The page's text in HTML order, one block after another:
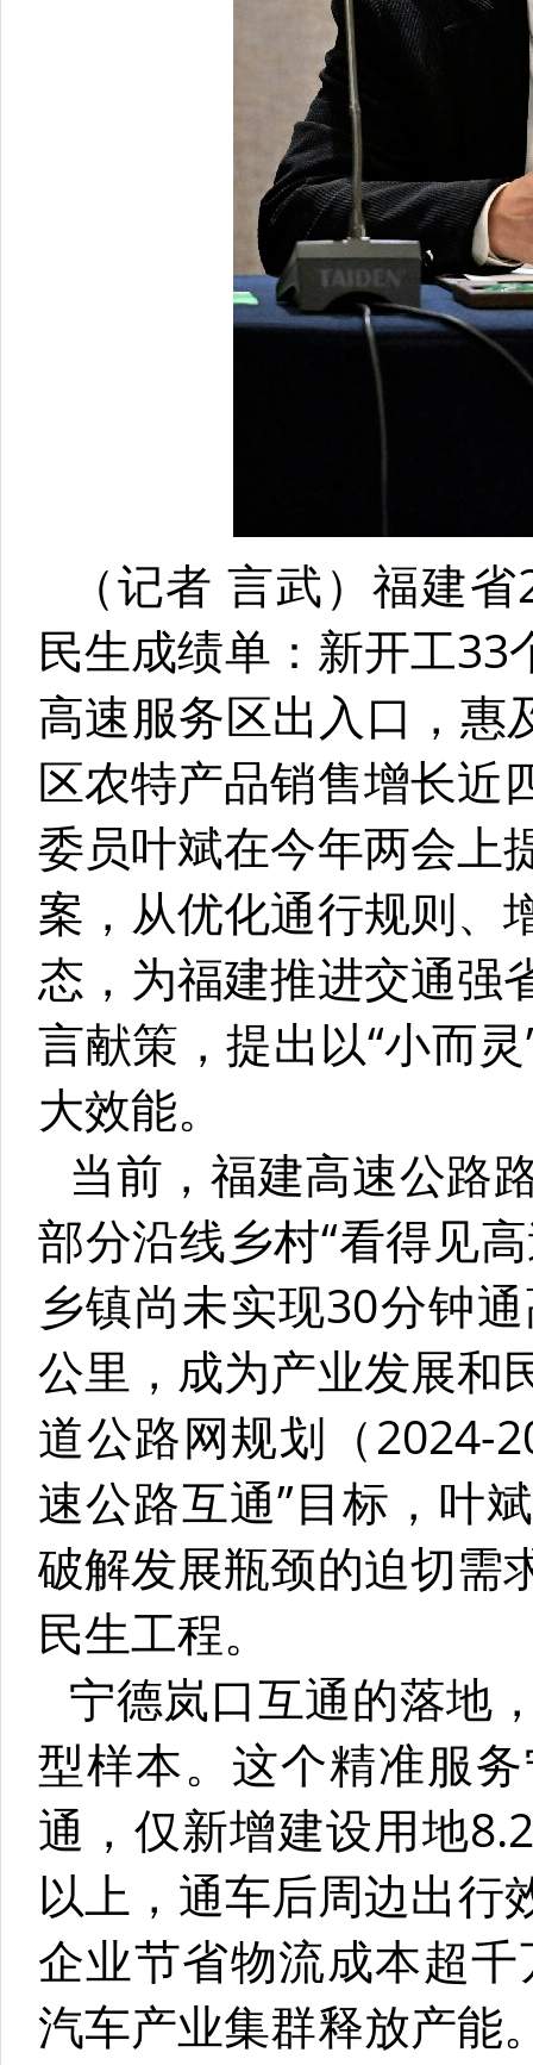
（记者 言武）福建
民生成绩单：新开工33
高速服务区出入口，惠
区农特产品销售增长近
委员叶斌在今年两会上
案，从优化通行规则、
态，为福建推进交通强
言献策，提出以“小而
大效能。
当前，福建高速公路
部分沿线乡村“看得见
乡镇尚未实现30分钟
公里，成为产业发展和
道公路网规划（2024-
速公路互通”目标，叶
破解发展瓶颈的迫切需
民生工程。
宁德岚口互通的落地
型样本。这个精准服
通，仅新增建设用地
以上，通车后周边出行
企业节省物流成本超
汽车产业集群释放产能